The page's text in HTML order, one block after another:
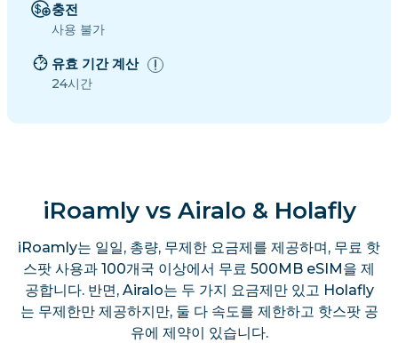
충전
사용 불가
유효 기간 계산
24시간
iRoamly vs Airalo & Holafly
iRoamly는 일일, 총량, 무제한 요금제를 제공하며, 무료 핫
스팟 사용과 100개국 이상에서 무료 500MB eSIM을 제
공합니다. 반면, Airalo는 두 가지 요금제만 있고 Holafly
는 무제한만 제공하지만, 둘 다 속도를 제한하고 핫스팟 공
유에 제약이 있습니다.